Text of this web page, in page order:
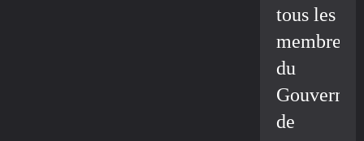
tous les
membres
du
de